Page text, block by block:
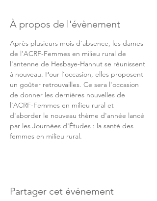
À propos de l'évènement
Après plusieurs mois d'absence, les dames
de l'ACRF-Femmes en milieu rural de
l'antenne de Hesbaye-Hannut se réunissent
à nouveau. Pour l'occasion, elles proposent
un goûter retrouvailles. Ce sera l'occasion
de donner les dernières nouvelles de
l'ACRF-Femmes en milieu rural et
d'aborder le nouveau thème d'année lancé
par les Journées d'Études : la santé des
femmes en milieu rural.
Partager cet événement